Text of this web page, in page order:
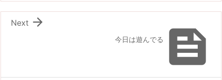

今日は遊んでる

Next